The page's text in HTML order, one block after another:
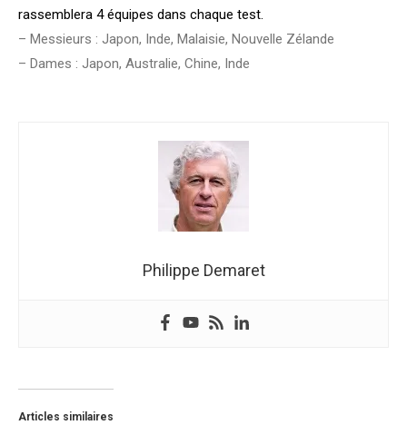
rassemblera 4 équipes dans chaque test.
– Messieurs : Japon, Inde, Malaisie, Nouvelle Zélande
– Dames : Japon, Australie, Chine, Inde
Philippe Demaret
Articles similaires